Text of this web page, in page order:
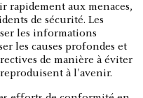
rapidement aux menaces,
de sécurité. Les
les informations
les causes profondes et
de manière à éviter
à l'avenir.